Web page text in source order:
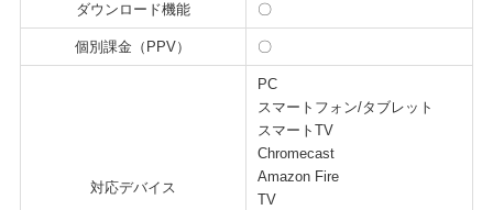
ダウンロード機能 〇
個別課金（PPV） 〇
対応デバイス
PC
スマートフォン/タブレット
スマートTV
Chromecast
Amazon Fire
TV